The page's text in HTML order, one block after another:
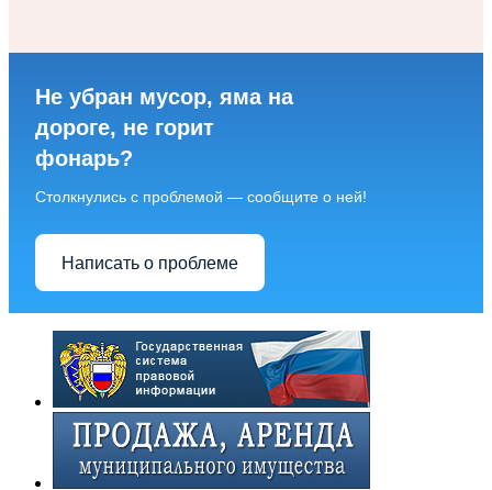
Не убран мусор, яма на
дороге, не горит
фонарь?
Столкнулись с проблемой — сообщите о ней!
Написать о проблеме